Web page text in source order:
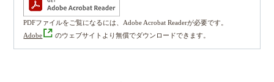
PDFファイルをご覧になるには、Adobe Acrobat Readerが必要です。
Adobe
のウェブサイトより無償でダウンロードできます。